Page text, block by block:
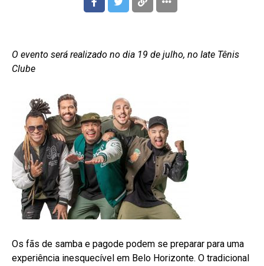
O evento será realizado no dia 19 de julho, no Iate Tênis
Clube
Os fãs de samba e pagode podem se preparar para uma
experiência inesquecível em Belo Horizonte. O tradicional